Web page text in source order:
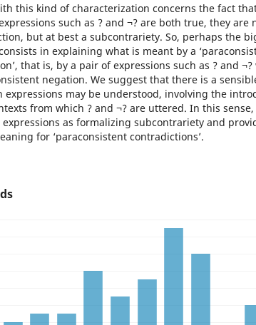
this kind of characterization concerns the fact
such as ? and ¬? are both true, they are
but at best a subcontrariety. So, perhaps the
in explaining what is meant by a
that is, by a pair of expressions such as ? and ¬?
negation. We suggest that there is a
expressions may be understood, involving the
from which ? and ¬? are uttered. In this sense,
expressions as formalizing subcontrariety and
for ‘paraconsistent contradictions’.